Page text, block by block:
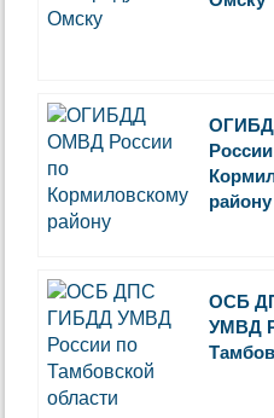
району
ОСБ
УМВД